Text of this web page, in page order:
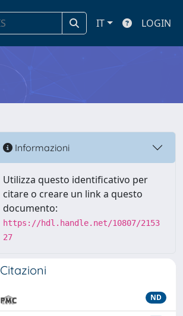
IT LOGIN
Informazioni
Utilizza questo identificativo per
citare o creare un link a questo
documento:
https://hdl.handle.net/10807/2153
27
Citazioni
ND